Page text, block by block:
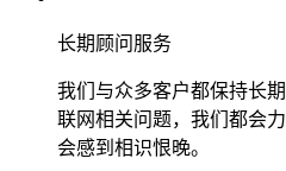
长期顾问服务
我们与众多客户都保持长
联网相关问题，我们都会
会感到相识恨晚。